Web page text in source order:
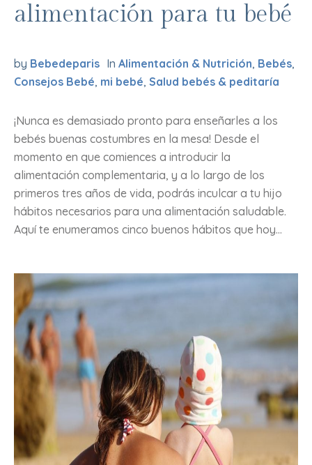
alimentación para tu bebé
by Bebedeparis In Alimentación & Nutrición, Bebés,
Consejos Bebé, mi bebé, Salud bebés & peditaría
¡Nunca es demasiado pronto para enseñarles a los
bebés buenas costumbres en la mesa! Desde el
momento en que comiences a introducir la
alimentación complementaria, y a lo largo de los
primeros tres años de vida, podrás inculcar a tu hijo
hábitos necesarios para una alimentación saludable.
Aquí te enumeramos cinco buenos hábitos que hoy...